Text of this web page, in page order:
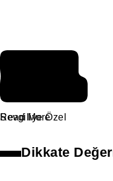
Sevgiliye Özel
Read More
Dikkate Değer